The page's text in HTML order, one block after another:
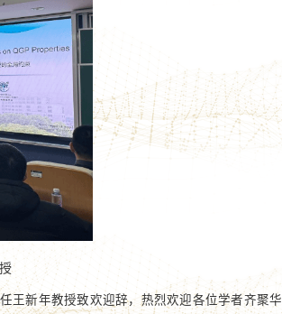
王新年教授致欢迎辞，热烈欢迎各位学者齐聚华